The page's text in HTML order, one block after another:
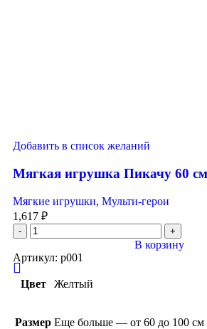
Добавить в список желаний
Мягкая игрушка Пикачу 60 см
Мягкие игрушки, Мульти-герои
1,617 ₽
В корзину
Артикул: p001
Цвет Желтый
Размер Еще больше — от 60 до 100 см